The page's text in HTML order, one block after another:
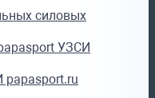
силовых
УЗСИ
papasport.ru